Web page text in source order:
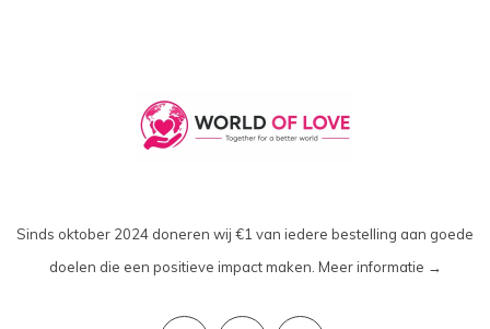
Sinds oktober 2024 doneren wij €1 van iedere bestelling aan goede
doelen die een positieve impact maken. Meer informatie →